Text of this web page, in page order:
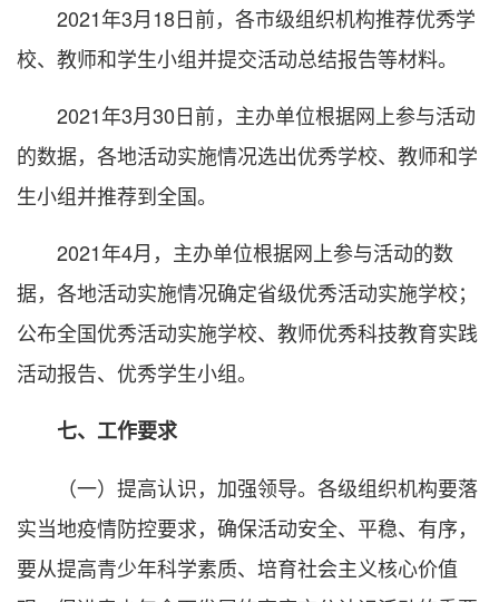
2021年3月18日前，各市级组织机构推荐优秀学
校、教师和学生小组并提交活动总结报告等材料。
2021年3月30日前，主办单位根据网上参与活动
的数据，各地活动实施情况选出优秀学校、教师和学
生小组并推荐到全国。
2021年4月，主办单位根据网上参与活动的数
据，各地活动实施情况确定省级优秀活动实施学校；
公布全国优秀活动实施学校、教师优秀科技教育实践
活动报告、优秀学生小组。
七、工作要求
（一）提高认识，加强领导。各级组织机构要落
实当地疫情防控要求，确保活动安全、平稳、有序，
要从提高青少年科学素质、培育社会主义核心价值